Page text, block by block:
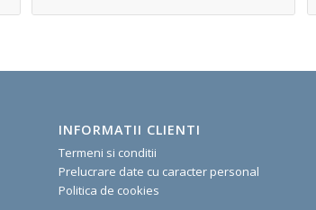
INFORMATII CLIENTI
Termeni si conditii
Prelucrare date cu caracter personal
Politica de cookies